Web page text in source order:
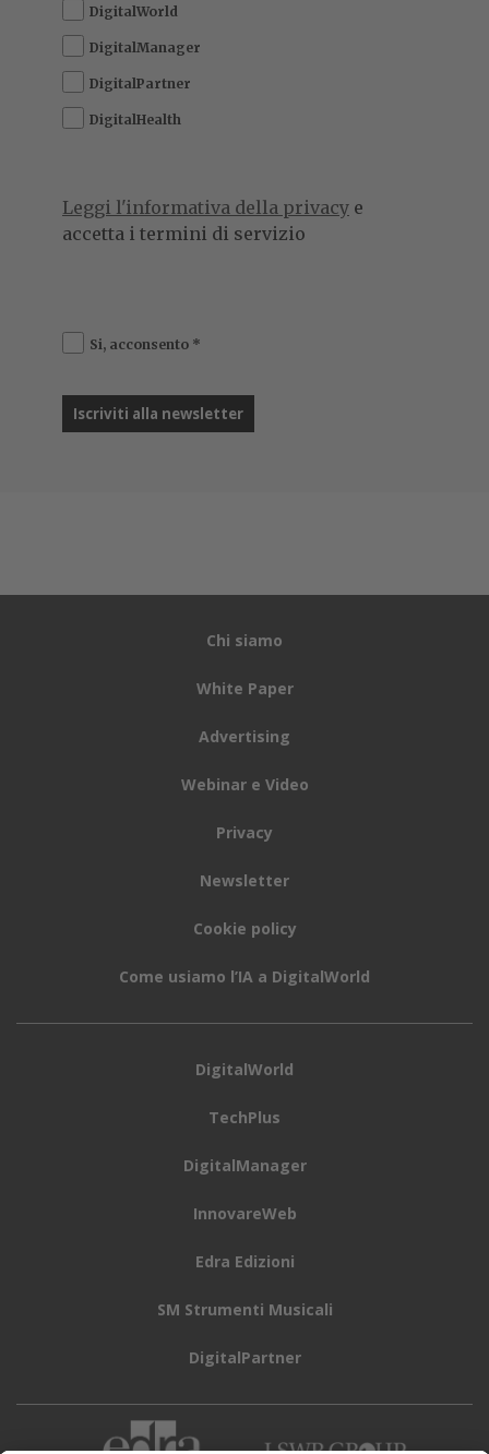
DigitalWorld
DigitalManager
DigitalPartner
DigitalHealth
Leggi l'informativa della privacy e
accetta i termini di servizio
Si, acconsento *
Chi siamo
White Paper
Advertising
Webinar e Video
Privacy
Newsletter
Cookie policy
Come usiamo l’IA a DigitalWorld
DigitalWorld
TechPlus
DigitalManager
InnovareWeb
Edra Edizioni
SM Strumenti Musicali
DigitalPartner